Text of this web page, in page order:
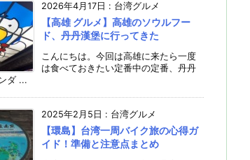
2026年4月17日 : 台湾グルメ
【高雄 グルメ】高雄のソウルフー
ド、丹丹漢堡に行ってきた
こんにちは。今回は高雄に来たら一度
は食べておきたい定番中の定番、丹丹
ダ ...
2025年2月5日 : 台湾グルメ
【環島】台湾一周バイク旅の心得ガ
イド！準備と注意点まとめ